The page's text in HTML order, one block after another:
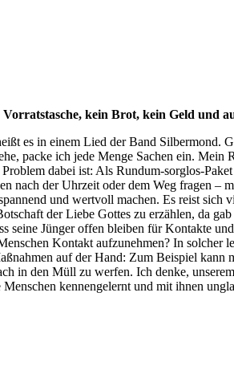
kein Brot, kein Geld und
es in einem Lied der Band Silbermond.
packe ich jede Menge Sachen ein.
Problem dabei ist: Als Rundum-sorglos-
nach der Uhrzeit oder dem Weg fragen
und wertvoll machen. Es reist
der Liebe Gottes zu erzählen, da
seine Jünger offen bleiben für Kontakte
Kontakt aufzunehmen? In
auf der Hand: Zum Beispiel
in den Müll zu werfen. Ich denke,
kennengelernt und mit ihnen